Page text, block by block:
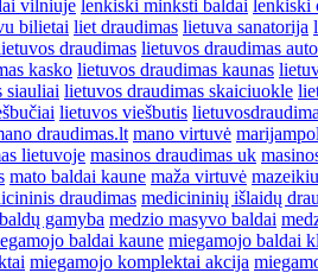
vilniuje lenkiski minksti baldai lenkiski
bilietai liet draudimas lietuva sanatorija
draudimas lietuvos draudimas
kasko lietuvos draudimas kaunas
siauliai lietuvos draudimas skaiciuokle
lietuvos viešbutis
draudimas.lt mano virtuvė
lietuvoje masinos draudimas uk
mato baldai kaune maža virtuvė
draudimas medicininių išlaidų
gamyba medzio masyvo baldai
baldai kaune miegamojo baldai
miegamojo komplektai akcija